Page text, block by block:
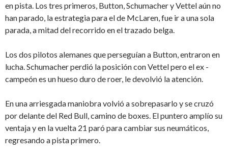
en pista. Los tres primeros, Button, Schumacher y Vettel aún no
han parado, la estrategia para el de McLaren, fue ir a una sola
parada, a mitad del recorrido en el trazado belga.
Los dos pilotos alemanes que perseguían a Button, entraron en
lucha. Schumacher perdió la posición con Vettel pero el ex -
campeón es un hueso duro de roer, le devolvió la atención.
En una arriesgada maniobra volvió a sobrepasarlo y se cruzó
por delante del Red Bull, camino de boxes. El puntero amplío su
ventaja y en la vuelta 21 paró para cambiar sus neumáticos,
regresando a pista primero.